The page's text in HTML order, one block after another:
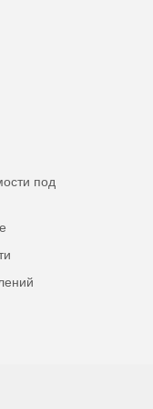
под